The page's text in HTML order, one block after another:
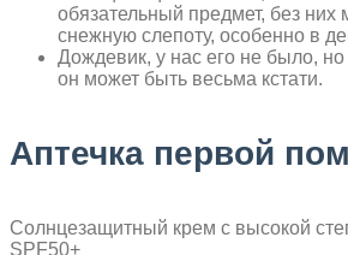
обязательный предмет, без них
снежную слепоту, особенно в
Дождевик, у нас его не было,
он может быть весьма кстати.
Аптечка первой
Солнцезащитный крем с высокой
SPF50+